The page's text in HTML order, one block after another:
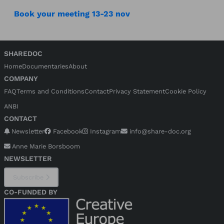
Book your meeting 13-23 nov
SHAREDOC
HomeDocumentariesAbout
COMPANY
FAQTerms and ConditionsContactPrivacy StatementCookie Policy
ANBI
CONTACT
Newsletter Facebook Instagram
info@share-doc.org
Anne Marie Borsboom
NEWSLETTER
CO-FUNDED BY